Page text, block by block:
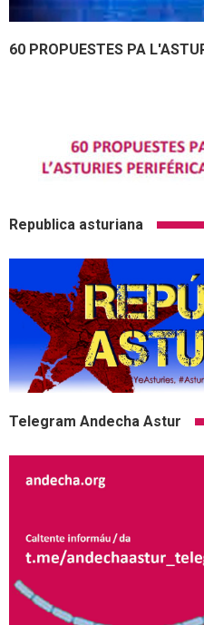
60 PROPUESTES PA
Republica asturiana
Telegram Andecha Astur